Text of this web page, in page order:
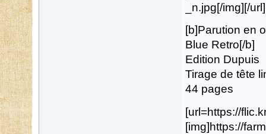
_n.jpg[/img][/url]
[b]Parution en
Blue Retro[/b]
Edition Dupuis
Tirage de tête
44 pages
[url=https://
[img]https://